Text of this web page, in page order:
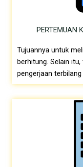
PERTEMUAN
Tujuannya untuk
berhitung. Selain
pengerjaan